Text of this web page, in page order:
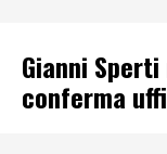
Gianni
conferma